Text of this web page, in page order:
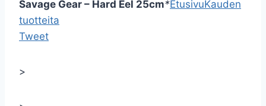
Savage Gear – Hard Eel 25cm*EtusivuKauden
tuotteita
Tweet
>